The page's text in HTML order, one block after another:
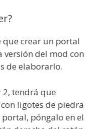
que crear un portal
versión del mod con
de elaborarlo.
2, tendrá que
ligotes de piedra
póngalo en el